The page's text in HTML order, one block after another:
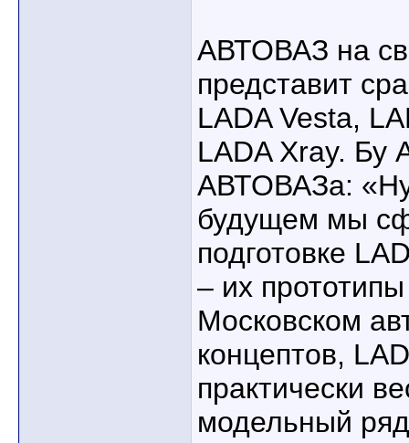
АВТОВАЗ на
представит
LADA Vesta,
LADA Xray. Бу
АВТОВАЗа:
будущем мы
подготовке
– их
Московском
концептов,
практически
модельный